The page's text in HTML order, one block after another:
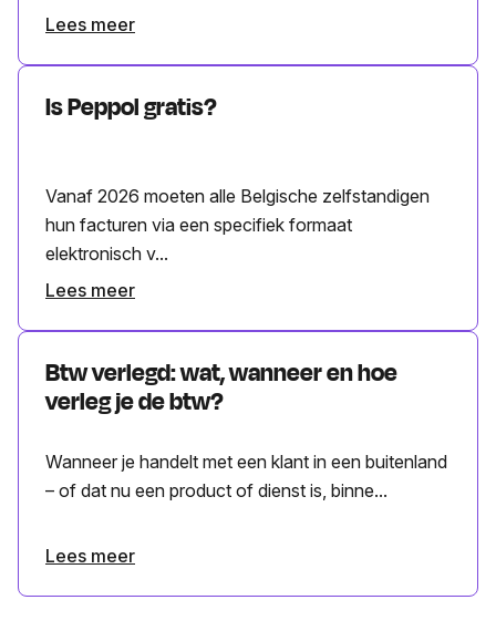
Lees meer
Is Peppol gratis?
Vanaf 2026 moeten alle Belgische zelfstandigen
hun facturen via een specifiek formaat
elektronisch v...
Lees meer
Btw verlegd: wat, wanneer en hoe
verleg je de btw?
Wanneer je handelt met een klant in een buitenland
– of dat nu een product of dienst is, binne...
Lees meer